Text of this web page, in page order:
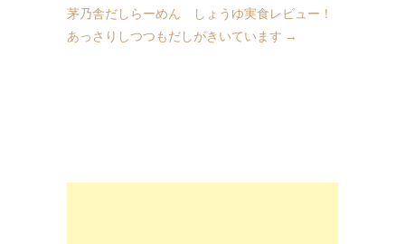
茅乃舎だしらーめん しょうゆ実食レビュー！
あっさりしつつもだしがきいています →